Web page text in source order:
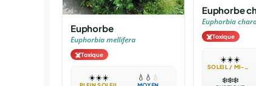
Euphorbe
Euphorbia mellifera
☠️Toxique
☀️☀️☀️ 💧 💧 💧
Euphorbe
Euphorbia
☠️Toxique
☀️☀️☀️
SOLEIL / MI-OMBRE
❄️❄️❄️